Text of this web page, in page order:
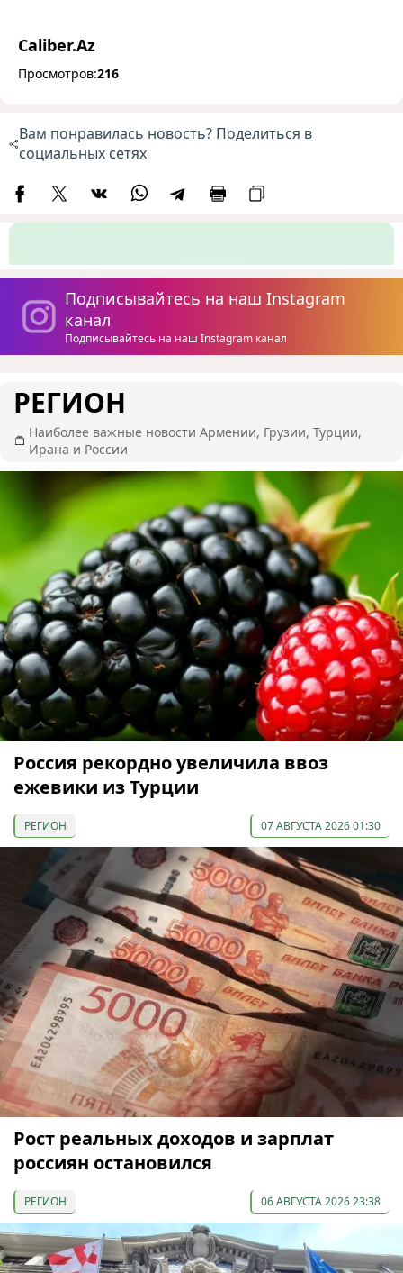
Caliber.Az
Просмотров:216
Вам понравилась новость? Поделиться в
социальных сетях
Подписывайтесь на наш Instagram
канал
Подписывайтесь на наш Instagram канал
РЕГИОН
Наиболее важные новости Армении, Грузии, Турции,
Ирана и России
Россия рекордно увеличила ввоз
ежевики из Турции
РЕГИОН 07 АВГУСТА 2026 01:30
Рост реальных доходов и зарплат
россиян остановился
РЕГИОН 06 АВГУСТА 2026 23:38